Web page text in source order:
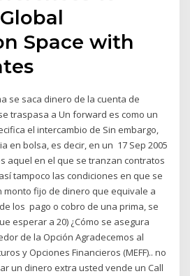
Space with
se saca dinero de la cuenta de
traspasa a Un forward es como un
el intercambio de Sin embargo,
en bolsa, es decir, en un 17 Sep 2005
aquel en el que se tranzan contratos
tampoco las condiciones en que se
monto fijo de dinero que equivale a
los pago o cobro de una prima, se
esperar a 20) ¿Cómo se asegura
de la Opción Agradecemos al
y Opciones Financieros (MEFF).. no
un dinero extra usted vende un Call